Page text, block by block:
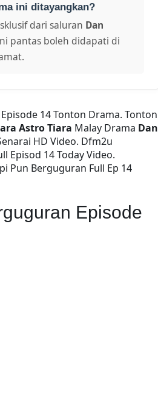
ini ditayangkan?
dari saluran Dan
pantas boleh didapati di
14 Tonton Drama. Tonton
Astro Tiara Malay Drama Dan
HD Video. Dfm2u
Episod 14 Today Video.
Pun Berguguran Full Ep 14
Episode